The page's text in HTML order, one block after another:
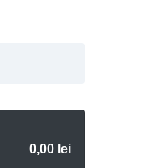
0,00 lei